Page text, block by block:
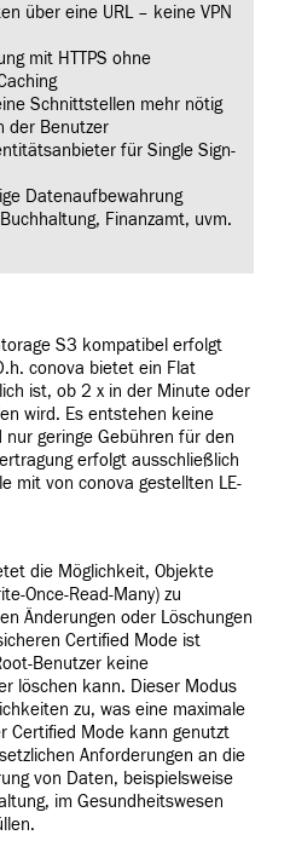
über eine URL – keine VPN
mit HTTPS ohne
Schnittstellen mehr nötig
der Benutzer
für Single Sign-
Datenaufbewahrung
Finanzamt, uvm.
S3 kompatibel erfolgt
conova bietet ein Flat
ist, ob 2 x in der Minute oder
wird. Es entstehen keine
geringe Gebühren für den
erfolgt ausschließlich
mit von conova gestellten LE-
die Möglichkeit, Objekte
Once-Read-Many) zu
Änderungen oder Löschungen
Certified Mode ist
Benutzer keine
löschen kann. Dieser Modus
zu, was eine maximale
Certified Mode kann genutzt
Anforderungen an die
von Daten, beispielsweise
im Gesundheitswesen